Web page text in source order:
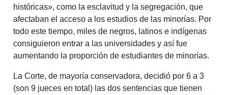
históricas», como la esclavitud y la segregación, que
afectaban el acceso a los estudios de las minorías. Por
todo este tiempo, miles de negros, latinos e indígenas
consiguieron entrar a las universidades y así fue
aumentando la proporción de estudiantes de minorías.
La Corte, de mayoría conservadora, decidió por 6 a 3
(son 9 jueces en total) las dos sentencias que tienen